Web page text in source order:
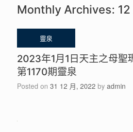
Monthly Archives:
2023年1月1日天主之母聖
第1170期靈泉
Posted on 31 12 月, 2022 by admin